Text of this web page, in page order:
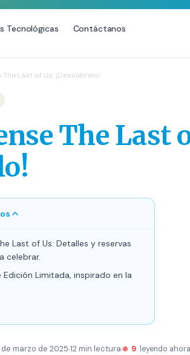
Tecnológicas Contáctanos
SEO
Avanzado
E-commerce
Premium
Chatbot
Last of Us: ¡Descúbrelo!
The Last
Last of Us: Detalles y reservas
celebrar.
Limitada, inspirado en la
de marzo de 2025 12 min lectura 9 leyendo ahora